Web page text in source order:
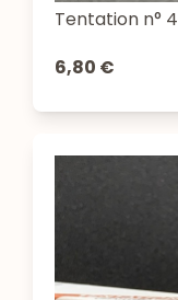
Tentation n° 4
6,80 €